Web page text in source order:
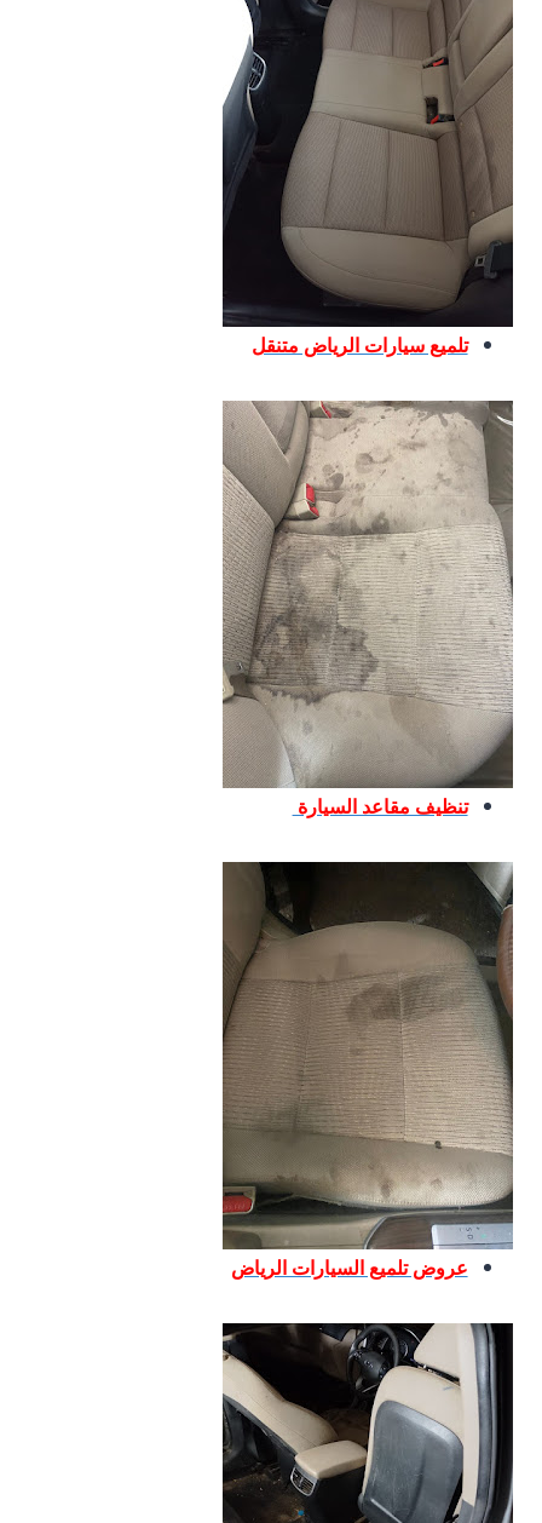
تلميع سيارات الرياض متنقل
تنظيف مقاعد السيارة
عروض تلميع السيارات الرياض